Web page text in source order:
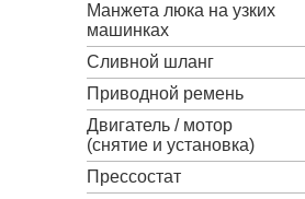
Манжета люка на узких
машинках
Сливной шланг
Приводной ремень
Двигатель / мотор
(снятие и установка)
Прессостат